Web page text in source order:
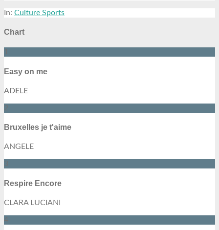
In: Culture Sports
Chart
1
Easy on me
ADELE
2
Bruxelles je t'aime
ANGELE
3
Respire Encore
CLARA LUCIANI
4